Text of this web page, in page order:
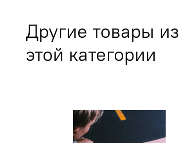
Другие товары из
этой категории